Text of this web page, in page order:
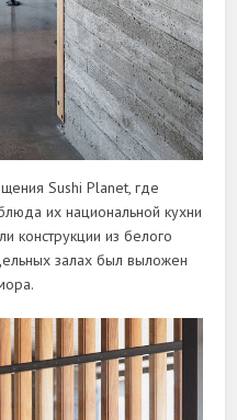
Sushi Planet, где
их национальной кухни
конструкции из белого
залах был выложен